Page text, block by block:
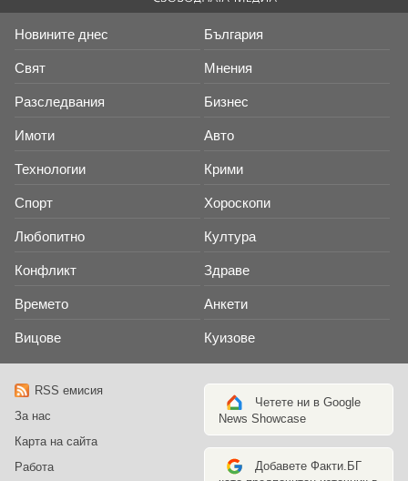
Новините днес България
Свят Мнения
Разследвания Бизнес
Имоти Авто
Технологии Крими
Спорт Хороскопи
Любопитно Култура
Конфликт Здраве
Времето Анкети
Вицове Куизове
RSS емисия
За нас
Карта на сайта
Работа
Четете ни в Google
News Showcase
Добавете Факти.БГ